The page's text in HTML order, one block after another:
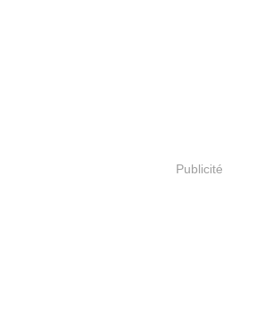
Publicité